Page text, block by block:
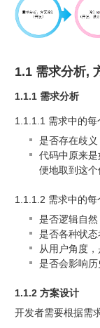
1.1 需求分析,
1.1.1 需求分析
1.1.1.1 需求中的
是否存在歧义
代码中原来
便地取到这个
1.1.1.2 需求中的
是否逻辑自然
是否各种状态
从用户角度
是否会影响
1.1.2 方案设计
开发者需要根据需